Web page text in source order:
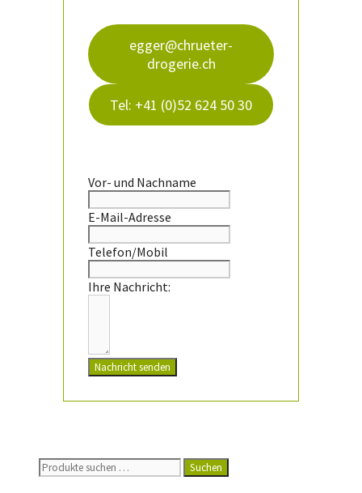
egger@chrueter-
drogerie.ch
Tel: +41 (0)52 624 50 30
Vor- und Nachname
E-Mail-Adresse
Telefon/Mobil
Ihre Nachricht:
Nachricht senden
Suchen
nach:
Suchen